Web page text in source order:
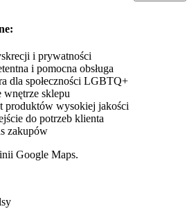
i prywatności
i pomocna obsługa
dla społeczności LGBTQ+
wnętrze sklepu
produktów wysokiej jakości
do potrzeb klienta
zakupów
Google Maps.